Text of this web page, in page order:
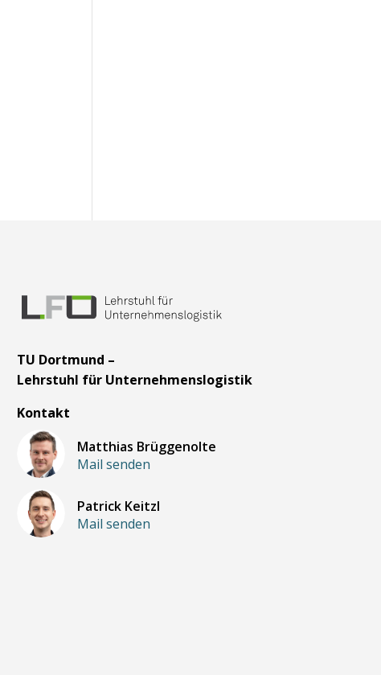
TU Dortmund –
Lehrstuhl für Unternehmenslogistik
Kontakt
Matthias Brüggenolte
Mail senden
Patrick Keitzl
Mail senden